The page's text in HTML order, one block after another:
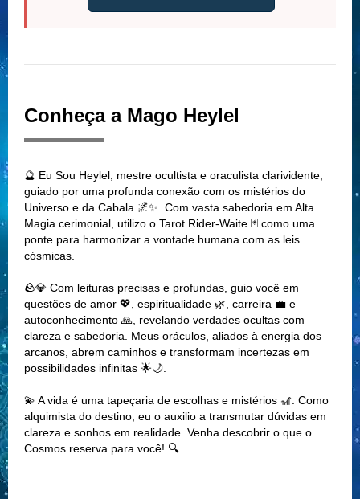
Conheça a Mago Heylel
🔮 Eu Sou Heylel, mestre ocultista e oraculista clarividente,
guiado por uma profunda conexão com os mistérios do
Universo e da Cabala 🌌✨. Com vasta sabedoria em Alta
Magia cerimonial, utilizo o Tarot Rider-Waite 🃏 como uma
ponte para harmonizar a vontade humana com as leis
cósmicas.
🪨💎 Com leituras precisas e profundas, guio você em
questões de amor 💖, espiritualidade 🌿, carreira 💼 e
autoconhecimento 🙏, revelando verdades ocultas com
clareza e sabedoria. Meus oráculos, aliados à energia dos
arcanos, abrem caminhos e transformam incertezas em
possibilidades infinitas 🌟🌙.
💫 A vida é uma tapeçaria de escolhas e mistérios 🎢. Como
alquimista do destino, eu o auxilio a transmutar dúvidas em
clareza e sonhos em realidade. Venha descobrir o que o
Cosmos reserva para você! 🔍